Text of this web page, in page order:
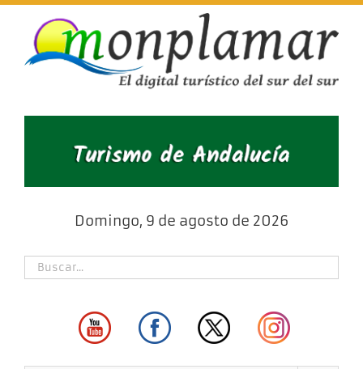
Skip
content
Domingo, 9 de agosto de 2026